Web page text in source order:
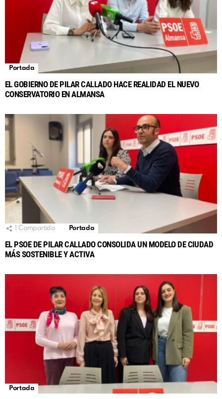
Portada
EL GOBIERNO DE PILAR CALLADO HACE REALIDAD EL NUEVO
CONSERVATORIO EN ALMANSA
Compartido Portada
EL PSOE DE PILAR CALLADO CONSOLIDA UN MODELO DE CIUDAD
MÁS SOSTENIBLE Y ACTIVA
Portada